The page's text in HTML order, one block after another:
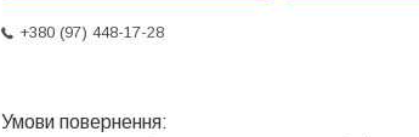
+380 (97) 448-17-28